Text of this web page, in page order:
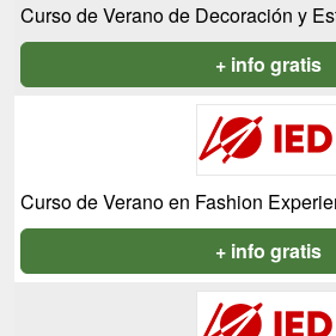
Curso de Verano de Decoración y
+ info gratis
Curso de Verano en Fashion
+ info gratis